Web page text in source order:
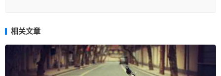
相关文章